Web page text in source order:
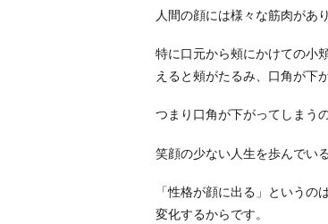
が
い
3.
人間の顔には様々な筋肉があ
特に口元から頰にかけての小
えると頰がたるみ、口角が下
つまり口角が下がってしまう
笑顔の少ない人生を歩んでい
「性格が顔に出る」というのは
変化するからです。